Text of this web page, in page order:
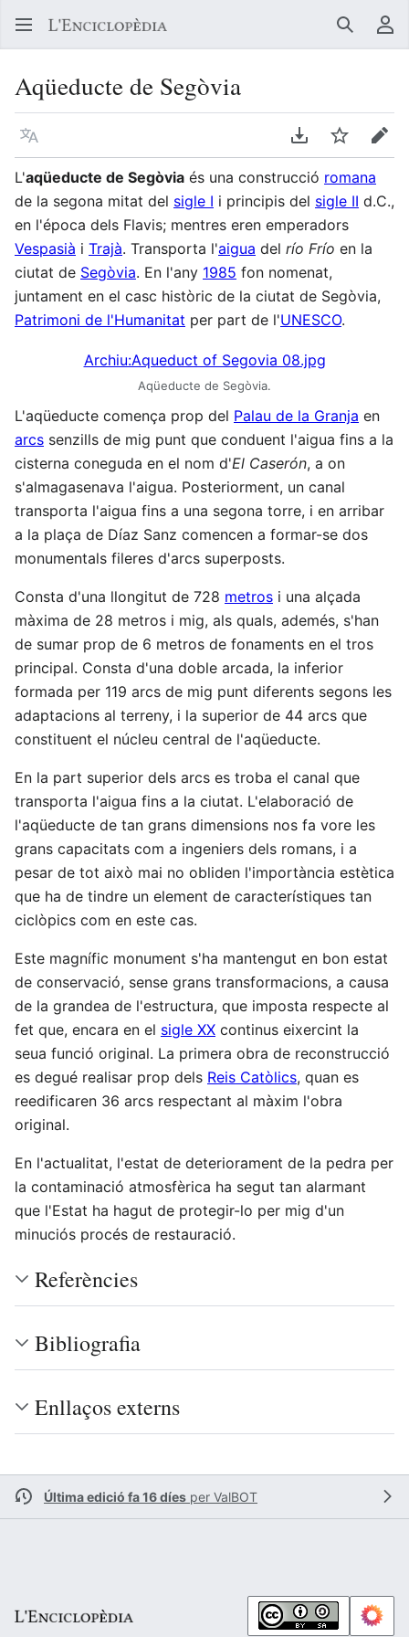
Buscar
Aqüeducte de Segòvia
Llegir en un atre idioma Descarregar en
Vigilar
L'aqüeducte de Segòvia és una construcció romana
de la segona mitat del sigle I i principis del sigle II d.C.,
en l'época dels Flavis; mentres eren emperadors
Vespasià i Trajà. Transporta l'aigua del río Frío en la
ciutat de Segòvia. En l'any 1985 fon nomenat,
juntament en el casc històric de la ciutat de Segòvia,
Patrimoni de l'Humanitat per part de l'UNESCO.
Archiu:Aqueduct of Segovia 08.jpg
Aqüeducte de Segòvia.
L'aqüeducte comença prop del Palau de la Granja en
arcs senzills de mig punt que conduent l'aigua fins a la
cisterna coneguda en el nom d'El Caserón, a on
s'almagasenava l'aigua. Posteriorment, un canal
transporta l'aigua fins a una segona torre, i en arribar
a la plaça de Díaz Sanz comencen a formar-se dos
monumentals fileres d'arcs superposts.
Consta d'una llongitut de 728 metros i una alçada
màxima de 28 metros i mig, als quals, ademés, s'han
de sumar prop de 6 metros de fonaments en el tros
principal. Consta d'una doble arcada, la inferior
formada per 119 arcs de mig punt diferents segons les
adaptacions al terreny, i la superior de 44 arcs que
constituent el núcleu central de l'aqüeducte.
En la part superior dels arcs es troba el canal que
transporta l'aigua fins a la ciutat. L'elaboració de
l'aqüeducte de tan grans dimensions nos fa vore les
grans capacitats com a ingeniers dels romans, i a
pesar de tot això mai no obliden l'importància estètica
que ha de tindre un element de característiques tan
ciclòpics com en este cas.
Este magnífic monument s'ha mantengut en bon estat
de conservació, sense grans transformacions, a causa
de la grandea de l'estructura, que imposta respecte al
fet que, encara en el sigle XX continus eixercint la
seua funció original. La primera obra de reconstrucció
es degué realisar prop dels Reis Catòlics, quan es
reedificaren 36 arcs respectant al màxim l'obra
original.
En l'actualitat, l'estat de deteriorament de la pedra per
la contaminació atmosfèrica ha segut tan alarmant
que l'Estat ha hagut de protegir-lo per mig d'un
minuciós procés de restauració.
Referències
Bibliografia
Enllaços externs
Última edició fa 16 díes per ValBOT